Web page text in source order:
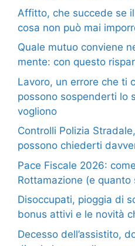
Affitto, che succede se
cosa non può mai
Quale mutuo conviene
mente: con questo
Lavoro, un errore che ti
possono sospenderti lo
vogliono
Controlli Polizia
possono chiederti
Pace Fiscale 2026:
Rottamazione (e
Disoccupati, pioggia di
bonus attivi e le novità
Decesso dell’assistito,